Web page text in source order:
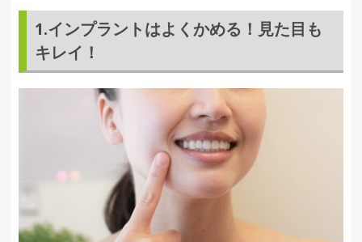
1.インプラントはよくかめる！見た目も
キレイ！